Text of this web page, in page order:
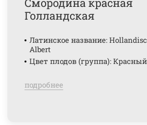
Голландская
Латинское название:
Albert
Цвет плодов (группа): Красный
подробнее